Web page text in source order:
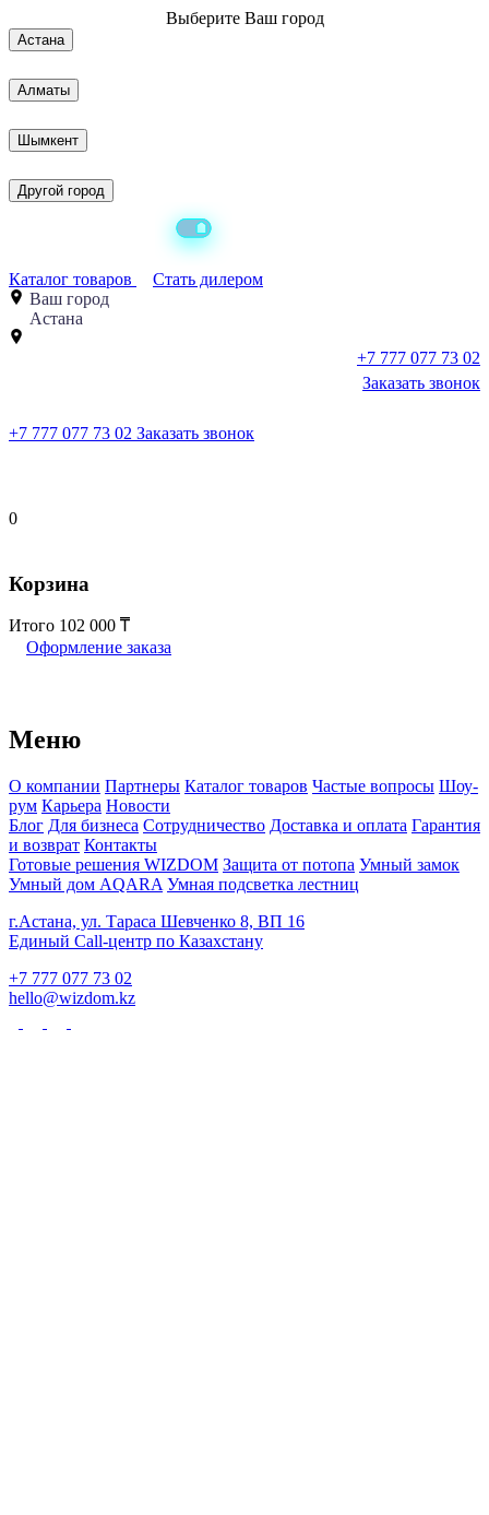
Выберите Ваш город
Астана
Алматы
Шымкент
Другой город
Каталог товаров
Стать дилером
Ваш город
Астана
+7 777 077 73 02
Заказать звонок
+7 777 077 73 02 Заказать звонок
0
Корзина
Итого 102 000
Оформление заказа
Меню
О компании Партнеры Каталог товаров Частые вопросы Шоу-
рум Карьера Новости
Блог Для бизнеса Сотрудничество Доставка и оплата Гарантия
и возврат Контакты
Готовые решения WIZDOM Защита от потопа Умный замок
Умный дом AQARA Умная подсветка лестниц
г.Астана, ул. Тараса Шевченко 8, ВП 16
Единый Call-центр по Казахстану
+7 777 077 73 02
hello@wizdom.kz